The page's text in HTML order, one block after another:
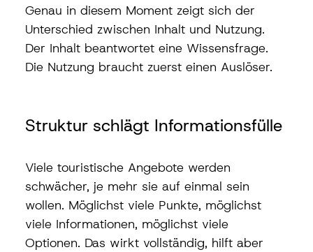
Genau in diesem Moment zeigt sich der
Unterschied zwischen Inhalt und Nutzung.
Der Inhalt beantwortet eine Wissensfrage.
Die Nutzung braucht zuerst einen Auslöser.
Struktur schlägt Informationsfülle
Viele touristische Angebote werden
schwächer, je mehr sie auf einmal sein
wollen. Möglichst viele Punkte, möglichst
viele Informationen, möglichst viele
Optionen. Das wirkt vollständig, hilft aber